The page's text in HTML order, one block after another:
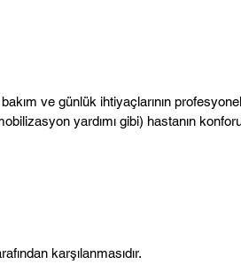
ve günlük ihtiyaçlarının
yardımı gibi) hastanın
karşılanmasıdır.